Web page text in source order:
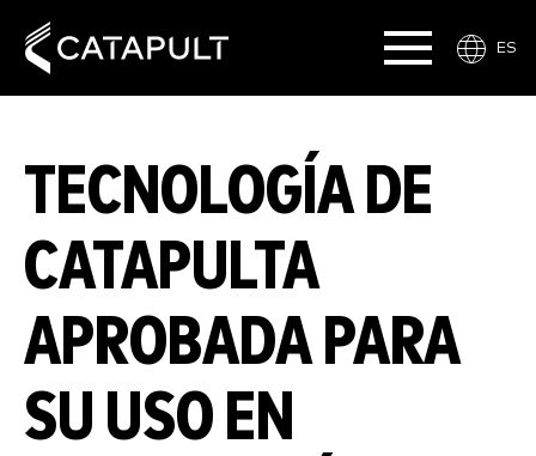
ES
TECNOLOGÍA DE
CATAPULTA
APROBADA PARA
SU USO EN